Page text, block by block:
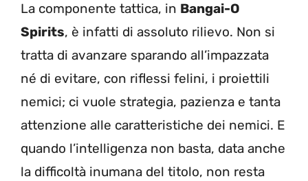
La componente tattica, in Bangai-O
Spirits, è infatti di assoluto rilievo. Non si
tratta di avanzare sparando all’impazzata
né di evitare, con riflessi felini, i proiettili
nemici; ci vuole strategia, pazienza e tanta
attenzione alle caratteristiche dei nemici. E
quando l’intelligenza non basta, data anche
la difficoltà inumana del titolo, non resta